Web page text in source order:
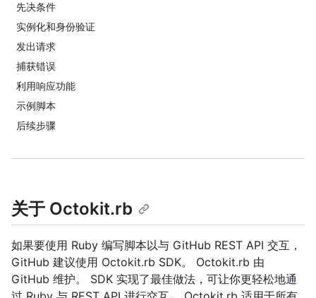
先决条件
实例化和身份验证
发出请求
捕获错误
利用响应功能
示例脚本
后续步骤
关于 Octokit.rb
如果要使用 Ruby 编写脚本以与 GitHub REST API 交互，
GitHub 建议使用 Octokit.rb SDK。 Octokit.rb 由
GitHub 维护。 SDK 实现了最佳做法，可让你更轻松地通